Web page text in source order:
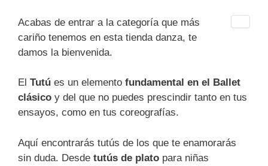
Acabas de entrar a la categoría que más
cariño tenemos en esta tienda danza, te
damos la bienvenida.
El Tutú es un elemento fundamental en el Ballet
clásico y del que no puedes prescindir tanto en tus
ensayos, como en tus coreografías.
Aquí encontrarás tutús de los que te enamorarás
sin duda. Desde tutús de plato para niñas